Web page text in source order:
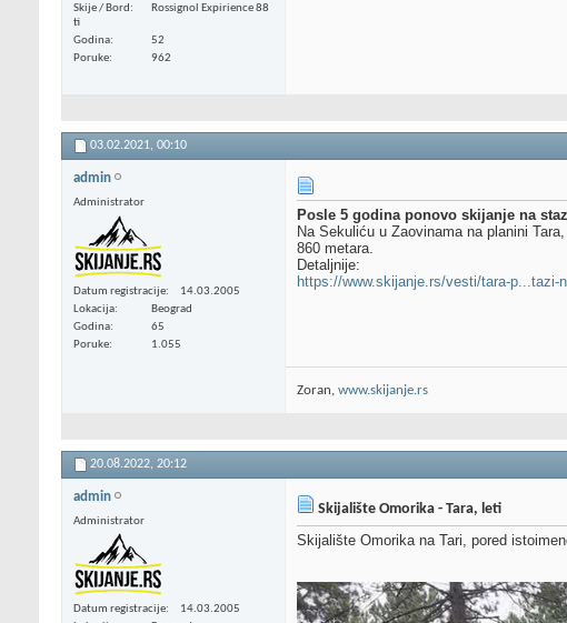
Skije / Bord
Rossignol Expirience 88
ti
Godina
52
Poruke
962
03.02.2021, 00:10
admin
Administrator
Datum registracije
14.03.2005
Lokacija
Beograd
Godina
65
Poruke
1.055
Posle 5 godina ponovo skijanje na
Na Sekuliću u Zaovinama na planini
860 metara.
Detaljnije:
https://www.skijanje.rs/vesti/tara-p...tazi-
Zoran, www.skijanje.rs
20.08.2022, 20:12
admin
Administrator
Datum registracije
14.03.2005
Skijalište Omorika - Tara, leti
Skijalište Omorika na Tari, pored